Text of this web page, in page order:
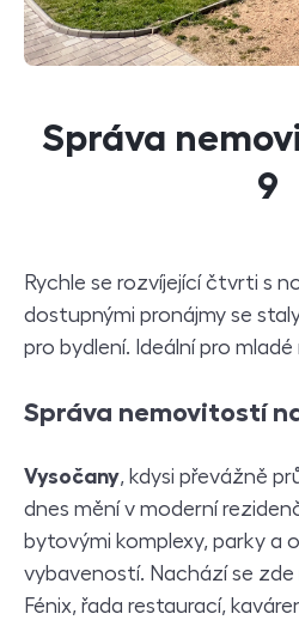
Správa
9
Rychle se rozvíjející čtvrti s
dostupnými pronájmy se
pro bydlení. Ideální pro mladé
Správa nemovitostí
Vysočany, kdysi převážně
dnes mění v moderní
bytovými komplexy, parky a
vybaveností. Nachází se
Fénix, řada restaurací,